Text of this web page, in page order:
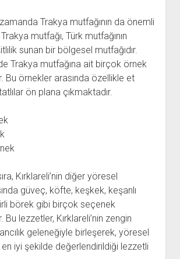
zamanda Trakya mutfağının da önemli
mutfağı, Türk mutfağının
sunan bir bölgesel mutfağıdır.
de Trakya mutfağına ait birçok örnek
Bu örnekler arasında özellikle et
ön plana çıkmaktadır.
Kırklareli’nin diğer yöresel
güveç, köfte, keşkek, keşanlı
börek gibi birçok seçenek
Bu lezzetler, Kırklareli’nin zengin
geleneğiyle birleşerek, yöresel
iyi şekilde değerlendirildiği lezzetli